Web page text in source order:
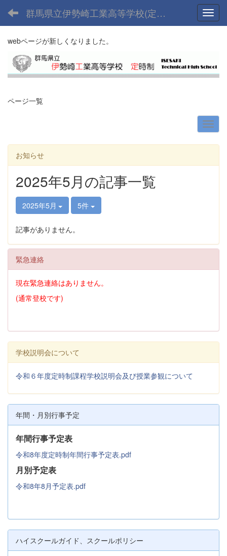
群馬県立伊勢崎工業高等学校(定時制課程)
webページが新しくなりました。
ページ一覧
お知らせ
2025年5月の記事一覧
2025年5月 5件
記事がありません。
緊急連絡
現在緊急連絡はありません。
(通常登校です)
学校説明会について
令和６年度定時制課程学校説明会及び授業参観について
年間・月別行事予定
年間行事予定表
令和8年度定時制年間行事予定表.pdf
月別予定表
令和8年8月予定表.pdf
ハイスクールガイド、スクールポリシー